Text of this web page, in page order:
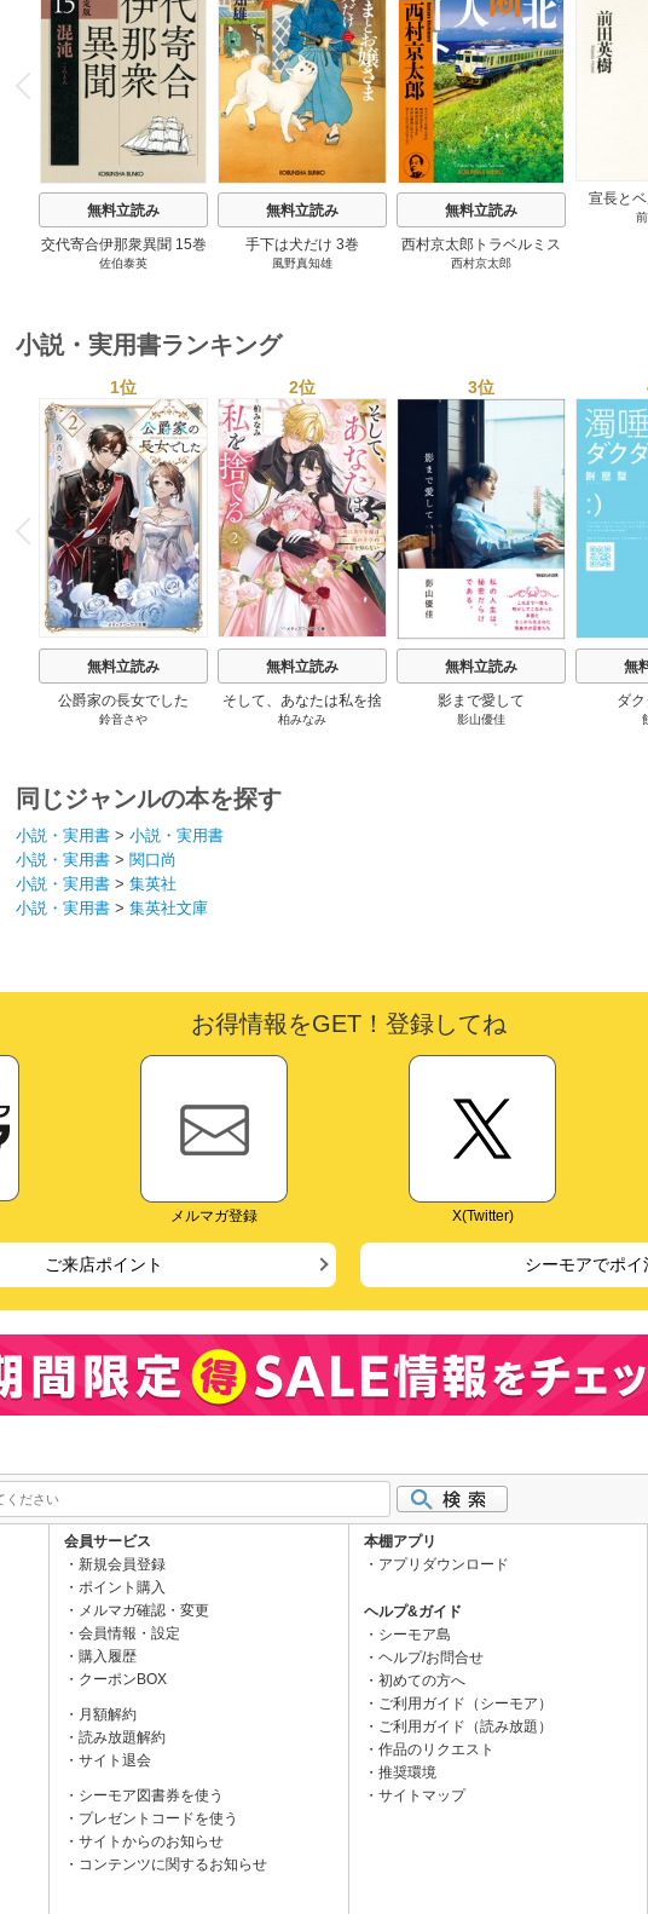
P
r
e
i
o
u
s
無料立読み
交代寄合伊那衆異聞 15巻
佐伯泰英
無料立読み
手下は犬だけ 3巻
風野真知雄
無料立読み
西村京太郎トラベルミス
テリー・セレクション 2
西村京太郎
宣長と
小説・実用書ランキング
P
r
e
v
i
o
u
s
1位
無料立読み
公爵家の長女でした
鈴音さや
2位
無料立読み
そして、あなたは私を捨
てる
柏みなみ
3位
無料立読み
影まで愛して
影山優佳
無
ダ
同じジャンルの本を探す
小説・実用書 > 小説・実用書
小説・実用書 > 関口尚
小説・実用書 > 集英社
小説・実用書 > 集英社文庫
お得情報をGET！登録してね
メルマガ登録 X(Twitter)
ご来店ポイント シーモアでポイ
会員サービス
新規会員登録
ポイント購入
メルマガ確認・変更
会員情報・設定
購入履歴
クーポンBOX
月額解約
読み放題解約
サイト退会
シーモア図書券を使う
プレゼントコードを使う
サイトからのお知らせ
コンテンツに関するお知らせ
本棚アプリ
アプリダウンロード
ヘルプ&ガイド
シーモア島
ヘルプ/お問合せ
初めての方へ
ご利用ガイド（シーモア）
ご利用ガイド（読み放題）
作品のリクエスト
推奨環境
サイトマップ